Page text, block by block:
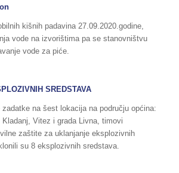
kišnih padavina 27.09.2020.godine,
vode na izvorištima pa se stanovništvu
vode za piće.
SREDSTAVA
na šest lokacija na području općina:
Vitez i grada Livna, timovi
zaštite za uklanjanje eksplozivnih
su 8 eksplozivnih sredstava.